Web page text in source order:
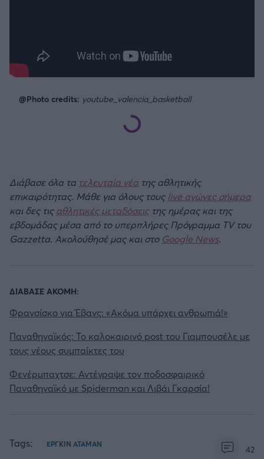
@Photo credits: youtube_valencia_basketball
Διάβασε όλα τα τελευταία νέα της αθλητικής
επικαιρότητας. Μάθε για όλους τους live αγώνες σήμερα
και δες τιςαθλητικές μεταδόσειςτης ημέρας και της
εβδομάδας μέσα από το υπερπλήρες Πρόγραμμα TV του
Gazzetta. Ακολούθησέ μας και στο Google News.
ΔΙΑΒΑΣΕ ΑΚΟΜΗ:
Φρανσίσκο για Έβανς: «Ακόμα υπάρχει ανθρωπιά!»
Παναθηναϊκός: Το καλοκαιρινό post του Γιαμπουσέλε με
τους νέους συμπαίκτες του
Φενέρμπαχτσε: Αντέγραψε τον ποδοσφαιρικό
Παναθηναϊκό με Spiderman και Λιβάι Γκαρσία!
Tags: ΕΡΓΚΙΝ ΑΤΑΜΑΝ 42